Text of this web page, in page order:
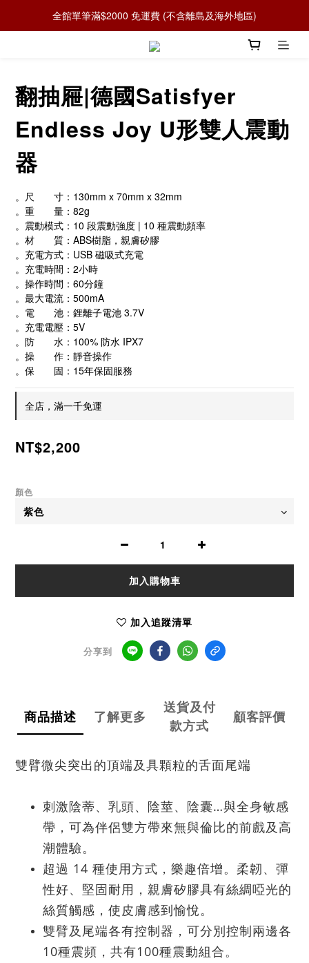
全館單筆滿$2000 免運費 (不含離島及海外地區)
翻抽屜|德國Satisfyer
Endless Joy U形雙人震動
器
。尺　　寸：130mm x 70mm x 32mm
。重　　量：82g
。震動模式：10 段震動強度 | 10 種震動頻率
。材　　質：ABS樹脂，親膚矽膠
。充電方式：USB 磁吸式充電
。充電時間：2小時
。操作時間：60分鐘
。最大電流：500mA
。電　　池：鋰離子電池 3.7V
。充電電壓：5V
。防　　水：100% 防水 IPX7
。操　　作：靜音操作
。保　　固：15年保固服務
全店，滿一千免運
NT$2,200
顏色
加入購物車
加入追蹤清單
分享到
商品描述 了解更多
送貨及付
款方式
顧客評價
雙臂微尖突出的頂端及具顆粒的舌面尾端
刺激陰蒂、乳頭、陰莖、陰囊…與全身敏感
帶，可為伴侶雙方帶來無與倫比的前戲及高
潮體驗。
超過 14 種使用方式，樂趣倍增。柔韌、彈
性好、堅固耐用，親膚矽膠具有絲綢啞光的
絲質觸感，使皮膚感到愉悅。
雙臂及尾端各有控制器，可分別控制兩邊各
10種震頻，共有100種震動組合。